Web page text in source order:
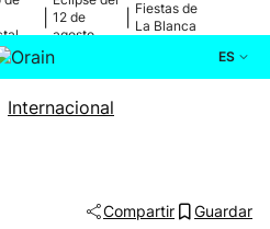
12 de
agosto
Fiestas de
La Blanca
ES
Actualidad
Internacional
Compartir Guardar